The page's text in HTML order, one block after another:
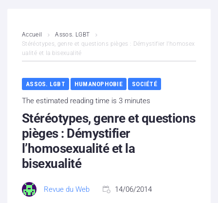
Contenus litigieux
Nous soutenir
Boutique
Partenaires
Contacts
Accueil
Assos. LGBT
Stéréotypes, genre et questions pièges : Démystifier l’homosex
ualité et la bisexualité
ASSOS. LGBT HUMANOPHOBIE SOCIÉTÉ
The estimated reading time is 3 minutes
Stéréotypes, genre et questions
pièges : Démystifier
l’homosexualité et la
bisexualité
Revue du Web 14/06/2014